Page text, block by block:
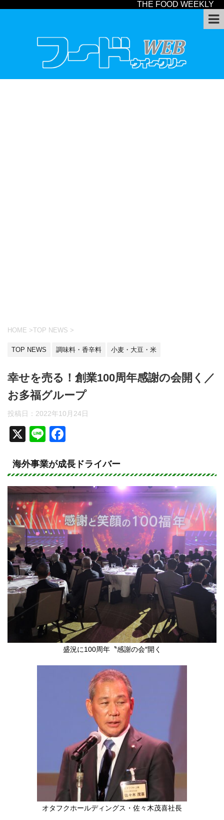
THE FOOD WEEKLY
HOME >TOP NEWS >
TOP NEWS 調味料・香辛料 小麦・大豆・米
幸せを売る！創業100周年感謝の会開く／
お多福グループ
投稿日： 2022年10月24日
X
Li
e
c
e
b
o
o
k
海外事業が成長ドライバー
盛況に100周年〝感謝の会″開く
オタフクホールディングス・佐々木茂喜社長